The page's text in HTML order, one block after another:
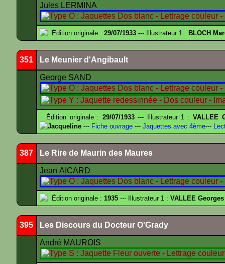
Jules LERMINA
Édition originale : 29/07/1933 --- Illustrateur 1 : BLOCH
351 Le Meunier d'Angibault
George SAND
Édition originale : 29/07/1933--- Illustrateur 1 :VALLEE
Jacqueline --- Fiche ouvrage --- Jaquettes avec 4ème---
387 Le Rire de Maurin des Maures
Jean AICARD
Édition originale : 1935 --- Illustrateur 1 : VALLEE Georges
395 Les Discours du Docteur O'Grady
André MAUROIS